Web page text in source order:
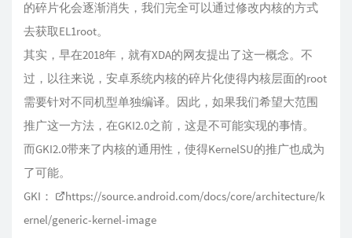
的碎片化会逐渐消失，我们完全可以通过修改内核的方式
去获取EL1root。
其实，早在2018年，就有XDA的网友提出了这一概念。不
过，以往来说，安卓系统内核的碎片化使得内核层面的root
需要针对不同机型单独编译。因此，如果我们希望大范围
推广这一方法，在GKI2.0之前，这是不可能实现的事情。
而GKI2.0带来了内核的通用性，使得KernelSU的推广也成为
了可能。
GKI：
https://source.android.com/docs/core/architecture/k
ernel/generic-kernel-image